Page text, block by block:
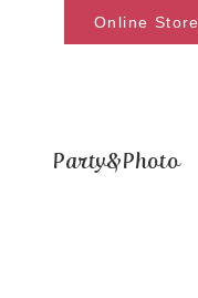
Online Store
Party&Photo